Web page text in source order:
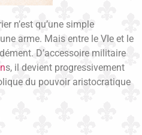
n’est qu’une simple
arme. Mais entre le VIe et le
D’accessoire militaire
s, il devient progressivement
du pouvoir aristocratique